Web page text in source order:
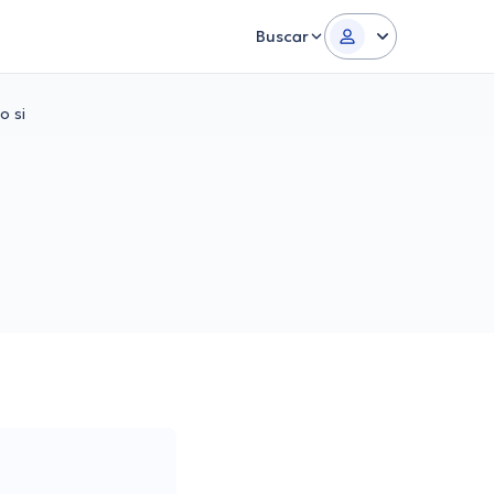
Buscar
si